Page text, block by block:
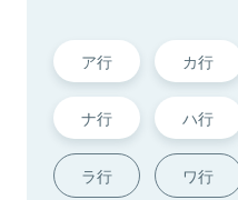
ア行 カ行
ナ行 ハ行
ラ行 ワ行